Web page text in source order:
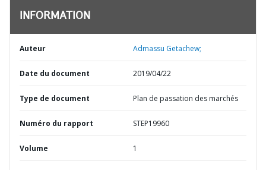
INFORMATION
Auteur Admassu Getachew;
Date du document 2019/04/22
Type de document Plan de passation des marchés
Numéro du rapport STEP19960
Volume 1